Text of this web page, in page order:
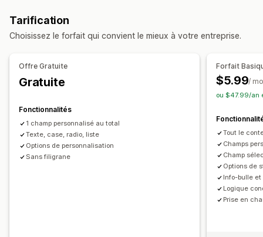
Tarification
Tarification conditionnelle Tarification personnalisée
Stock
Mises à jour automatiques
Tarification
Choisissez le forfait qui convient le mieux à votre entreprise.
Offre Gratuite
Gratuite
Fonctionnalités
1 champ personnalisé au total
Texte, case, radio, liste
Options de personnalisation
Sans filigrane
Forfait
$5.99/
ou $47.99/an
Tout le
Champs
Champ
Options de
Info-bulle
Logique
Prise en